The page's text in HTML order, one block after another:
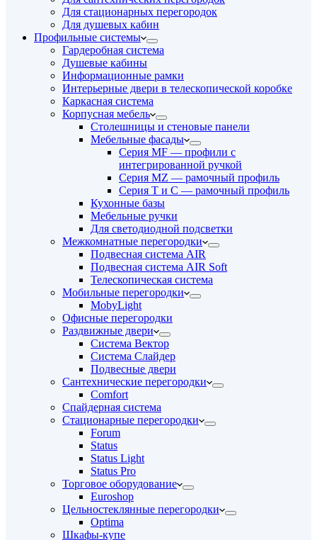
Для стационарных перегородок
Для душевых кабин
Профильные системы
Гардеробная система
Душевые кабины
Информационные рамки
Интерьерные двери в телескопической коробке
Каркасная система
Корпусная мебель
Столешницы и стеновые панели
Мебельные фасады
Серия MF — профили с
интегрированной ручкой
Серия MZ — рамочный профиль
Серия T и C — рамочный профиль
Кухонные базы
Мебельные ручки
Для светодиодной подсветки
Межкомнатные перегородки
Подвесная система AIR
Подвесная система AIR Soft
Телескопическая система
Мобильные перегородки
MobyLight
Офисные перегородки
Раздвижные двери
Система Вектор
Система Слайдер
Подвесные двери
Сантехнические перегородки
Comfort
Спайдерная система
Стационарные перегородки
Forum
Status
Status Light
Status Pro
Торговое оборудование
Euroshop
Цельностеклянные перегородки
Optima
Шкафы-купе